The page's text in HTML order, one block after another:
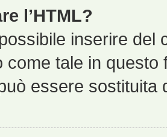
l’HTML?
inserire del
come tale in
essere sostituita